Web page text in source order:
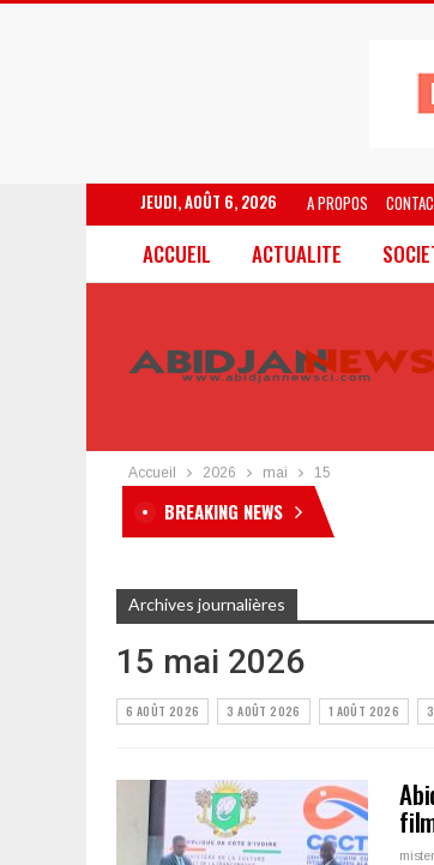
JEUDI, AOÛT 6, 2026 A PROPOS
ACCUEIL ACTUALITE
Accueil 2026 mai 15
BREAKING NEWS
Archives journalières
15 mai 2026
6 AOÛT 2026 3 AOÛT 2026 1 AOÛT 2026